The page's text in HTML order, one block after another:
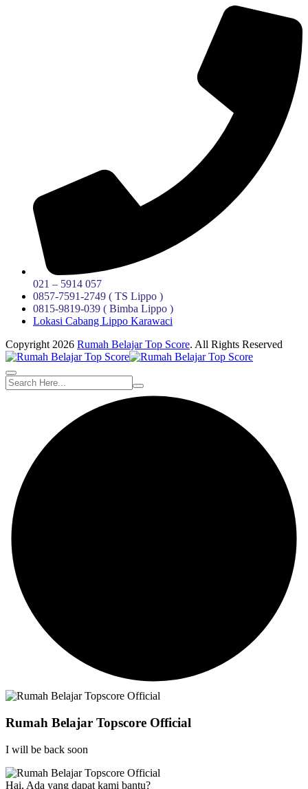
021 – 5914 057
0857-7591-2749 ( TS Lippo )
0815-9819-039 ( Bimba Lippo )
Lokasi Cabang Lippo Karawaci
Copyright 2026 Rumah Belajar Top Score. All Rights Reserved
Rumah Belajar Topscore Official
I will be back soon
Hai, Ada yang dapat kami bantu?